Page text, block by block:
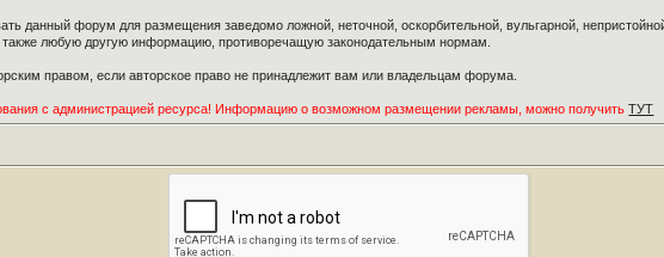
данный форум для размещения заведомо ложной, неточной, оскорбительной, вульгарной,
любую другую информацию, противоречащую законодательным нормам.
правом, если авторское право не принадлежит вам или владельцам форума.
с администрацией ресурса! Информацию о возможном размещении рекламы, можно получитьТУТ